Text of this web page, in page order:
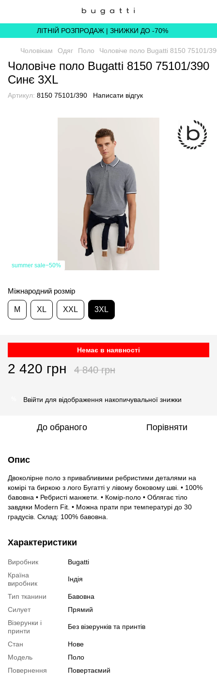
ЛІТНІЙ РОЗПРОДАЖ | ЗНИЖКИ ДО -70%
Чоловікам Одяг Поло Чоловіче поло Bugatti 8150 75101/
Чоловіче поло Bugatti 8150 75101/390
Синє 3XL
Артикул: 8150 75101/390 Написати відгук
summer sale−50%
Міжнародний розмір
M XL XXL 3XL
Немає в наявності
2 420 грн 4 840 грн
Ввійти для відображення накопичувальної знижки
До обраного Порівняти
Опис
Двоколірне поло з привабливими ребристими деталями на
комірі та биркою з лого Бугатті у лівому боковому шві. • 100%
бавовна • Ребристі манжети. • Комір-поло • Облягає тіло
завдяки Modern Fit. • Можна прати при температурі до 30
градусів. Склад: 100% бавовна.
Характеристики
Виробник
Bugatti
Країна
виробник
Індія
Тип тканини
Бавовна
Силует
Прямий
Візерунки і
принти
Без візерунків та принтів
Стан
Нове
Модель
Поло
Повернення
Повертаємий